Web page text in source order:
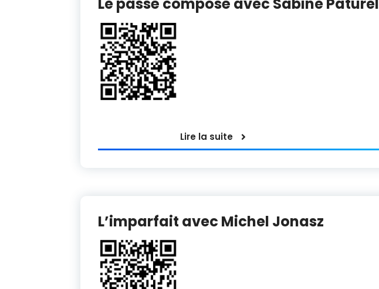
Lire la suite
L’imparfait avec Michel Jonasz